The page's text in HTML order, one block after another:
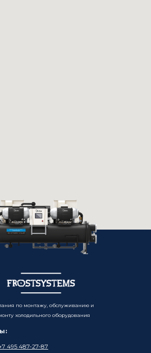
495 487-27-87
по монтажу, обслуживанию и
холодильного оборудования